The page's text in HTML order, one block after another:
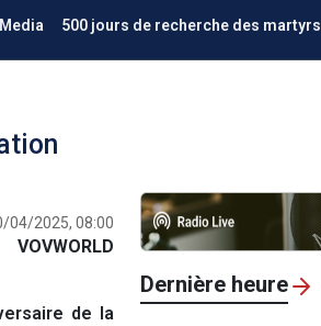
Media 500 jours de recherche des martyrs
04/2025, 08:00
VOVWORLD
de la
Dernière heure